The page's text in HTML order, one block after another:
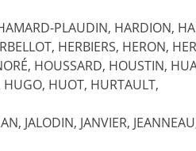
PLAUDIN, HARDION,
HERBIERS, HERON,
HOUSSARD, HOUSTIN,
HUOT, HURTAULT,
JALODIN, JANVIER,